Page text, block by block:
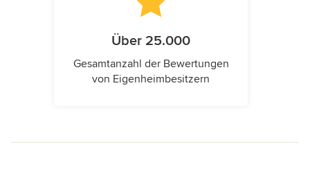
Über 25.000
Gesamtanzahl der Bewertungen
von Eigenheimbesitzern